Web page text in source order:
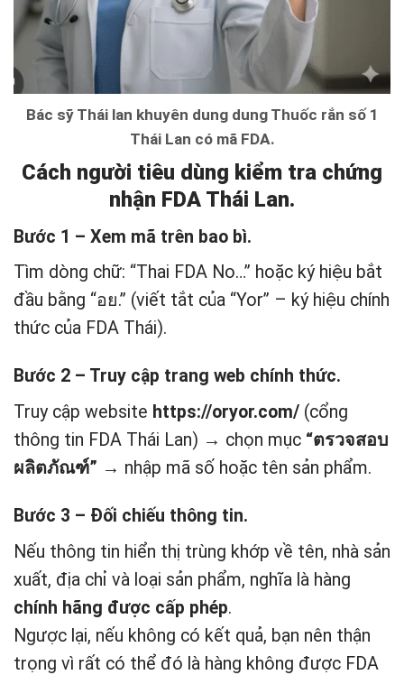
Bác sỹ Thái lan khuyên dung dung Thuốc rắn số 1
Thái Lan có mã FDA.
Cách người tiêu dùng kiểm tra chứng
nhận FDA Thái Lan.
Bước 1 – Xem mã trên bao bì.
Tìm dòng chữ: “Thai FDA No…” hoặc ký hiệu bắt
đầu bằng “อย.” (viết tắt của “Yor” – ký hiệu chính
thức của FDA Thái).
Bước 2 – Truy cập trang web chính thức.
Truy cập website https://oryor.com/ (cổng
thông tin FDA Thái Lan) → chọn mục “ตรวจสอบ
ผลิตภัณฑ์” → nhập mã số hoặc tên sản phẩm.
Bước 3 – Đối chiếu thông tin.
Nếu thông tin hiển thị trùng khớp về tên, nhà sản
xuất, địa chỉ và loại sản phẩm, nghĩa là hàng
chính hãng được cấp phép.
Ngược lại, nếu không có kết quả, bạn nên thận
trọng vì rất có thể đó là hàng không được FDA